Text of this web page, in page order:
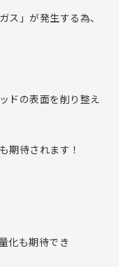
ス」が発生する為、
ドの表面を削り整え
期待されます！
化も期待でき